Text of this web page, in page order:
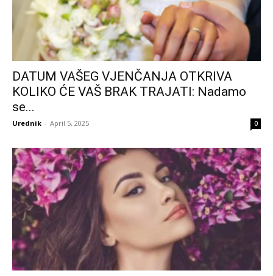
DATUM VAŠEG VJENČANJA OTKRIVA
KOLIKO ĆE VAŠ BRAK TRAJATI: Nadamo
se...
Urednik - April 5, 2025 0